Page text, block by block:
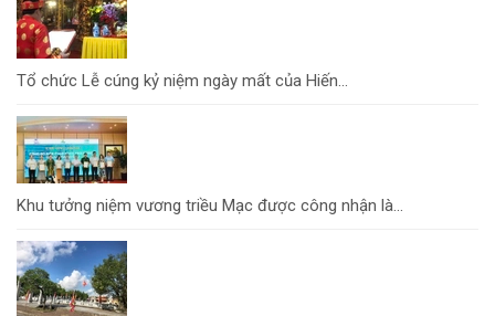
Tổ chức Lễ cúng kỷ niệm ngày mất của Hiến...
Khu tưởng niệm vương triều Mạc được công nhận là...